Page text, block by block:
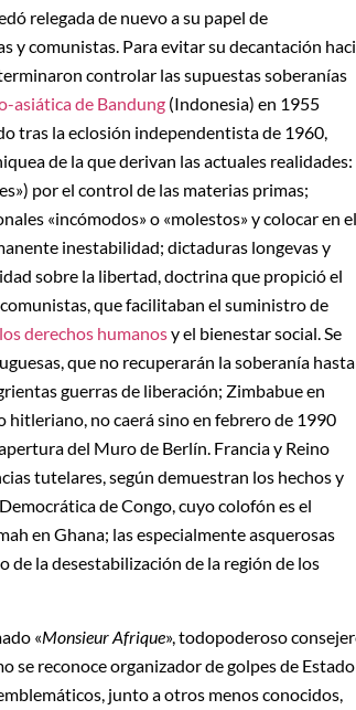
relegada de nuevo a su papel de
y comunistas. Para evitar su decantación
controlar las supuestas soberanías
asiática de Bandung (Indonesia) en 1955
tras la eclosión independentista de 1960,
de la que derivan las actuales realidades:
por el control de las materias primas;
«incómodos» o «molestos» y colocar en el
inestabilidad; dictaduras longevas y
sobre la libertad, doctrina que propició el
que facilitaban el suministro de
los derechos humanosy el bienestar social. Se
que no recuperarán la soberanía hasta
guerras de liberación; Zimbabue en
hitleriano, no caerá sino en febrero de 1990
del Muro de Berlín. Francia y Reino
tutelares, según demuestran los hechos y
de Congo, cuyo colofón es el
en Ghana; las especialmente asquerosas
de la desestabilización de la región de los
«Monsieur Afrique», todopoderoso
se reconoce organizador de golpes de Estado
junto a otros menos conocidos,